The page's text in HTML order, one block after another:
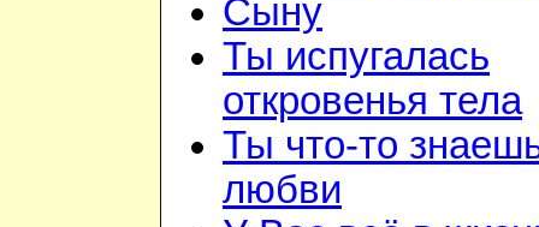
Сыну
Ты испугалась
откровенья тела
Ты что-то
любви